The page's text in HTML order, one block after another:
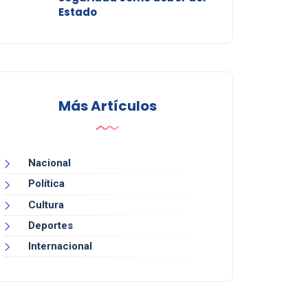
Estado
Más Artículos
Nacional
Política
Cultura
Deportes
Internacional